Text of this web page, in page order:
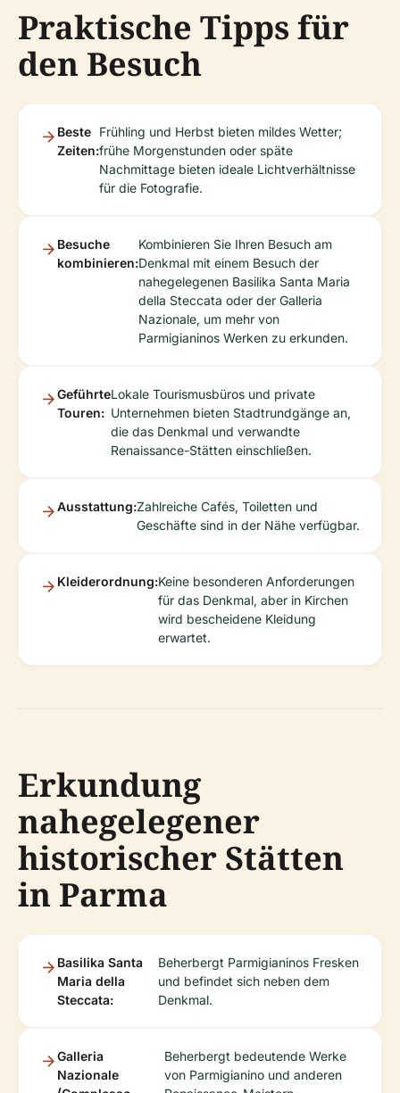
Praktische Tipps für
den Besuch
Beste
Zeiten:
Frühling und Herbst bieten mildes Wetter;
frühe Morgenstunden oder späte
Nachmittage bieten ideale Lichtverhältnisse
für die Fotografie.
Besuche
kombinieren:
Kombinieren Sie Ihren Besuch am
Denkmal mit einem Besuch der
nahegelegenen Basilika Santa Maria
della Steccata oder der Galleria
Nazionale, um mehr von
Parmigianinos Werken zu erkunden.
Geführte
Touren:
Lokale Tourismusbüros und private
Unternehmen bieten Stadtrundgänge an,
die das Denkmal und verwandte
Renaissance-Stätten einschließen.
Ausstattung:Zahlreiche Cafés, Toiletten und
Geschäfte sind in der Nähe verfügbar.
Kleiderordnung:Keine besonderen Anforderungen
für das Denkmal, aber in Kirchen
wird bescheidene Kleidung
erwartet.
Erkundung
nahegelegener
historischer Stätten
in Parma
Basilika Santa
Maria della
Steccata:
Beherbergt Parmigianinos Fresken
und befindet sich neben dem
Denkmal.
Galleria
Nazionale
Beherbergt bedeutende Werke
von Parmigianino und anderen